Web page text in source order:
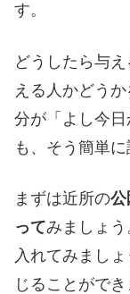
す。
どうしたら与
える人かどうか
分が「よし今
も、そう簡単に
まずは近所の公
ってみましょ
入れてみまし
じることができ